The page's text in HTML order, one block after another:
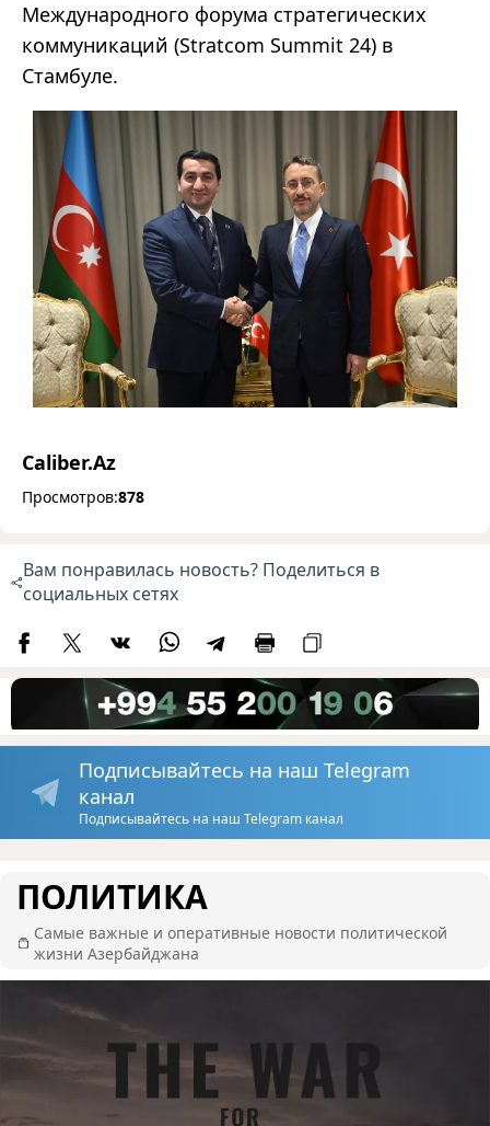
Международного форума стратегических
коммуникаций (Stratcom Summit 24) в
Стамбуле.
Caliber.Az
Просмотров:878
Вам понравилась новость? Поделиться в
социальных сетях
Подписывайтесь на наш Telegram
канал
Подписывайтесь на наш Telegram канал
ПОЛИТИКА
Самые важные и оперативные новости политической
жизни Азербайджана